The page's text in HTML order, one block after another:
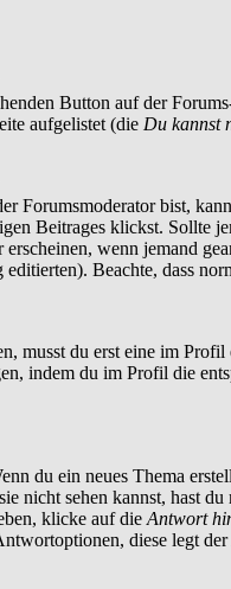
Button auf der
aufgelistet (die Du kannst
Forumsmoderator bist,
Beitrages klickst. Sollte
wenn jemand
Beachte, dass
musst du erst eine im
indem du im Profil die
du ein neues Thema
nicht sehen kannst, hast
klicke auf die Antwort
diese legt